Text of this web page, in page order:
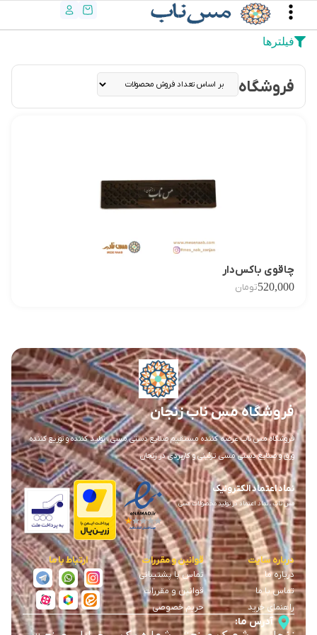
فیلترها
فروشگاه
چاقوی باکس‌دار
520,000تومان
فروشگاه مس ناب زنجان
فروشگاه مس ناب عرضه کننده مستقیم صنایع دستی مسی ، تولید کننده و توزیع کننده
ورق و صنایع دستی مسی تزئینی و کاربردی در زنجان
نماد اعتماد الکترونیک
مس ناب ، نماد اعتماد در تولید محصولات مسی
درباره سایت
درباره ما
تماس با ما
راهنمای خرید
قوانین و مقررات
تماس با پشتیبانی
قوانین و مقررات
حریم خصوصی
ارتباط با ما
آدرس ما: